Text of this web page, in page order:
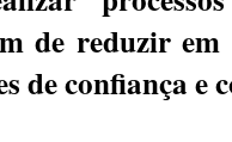
de reduzir
de confiança